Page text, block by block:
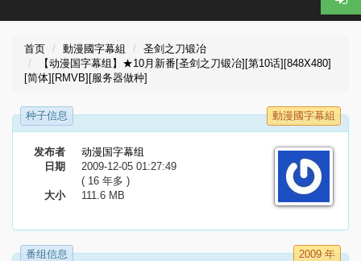
首页 動漫國字幕組
圣剑之刀锻冶
【动漫国字幕组】★10月新番[圣剑之刀锻冶][第10话][848X480]
[简体][RMVB][服务器做种]
种子信息 動漫國字幕組
发布者
动漫国字幕组
日期
2009-12-05 01:27:49
( 16 年多 )
大小
111.6 MB
番组信息 2009 年